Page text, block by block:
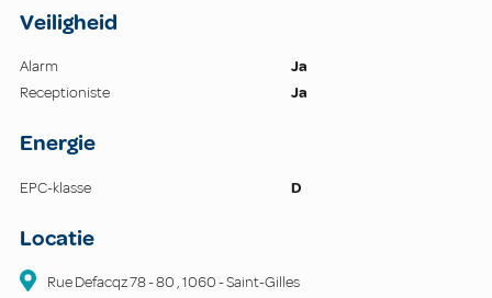
Veiligheid
Alarm
Ja
Receptioniste
Ja
Energie
EPC-klasse D
Locatie
Rue Defacqz78 - 80,1060-Saint-Gilles